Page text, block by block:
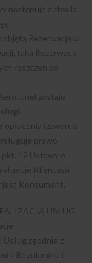
następuje z chwilą
objętą Rezerwacją w
taka Rezerwacja
roszczeń po
zostaje
opłacenia (zawarcia
prawo
12 Ustawy o
Klientowi
jest Konsument.
USŁUG
zgodnie z
z Regulaminu i